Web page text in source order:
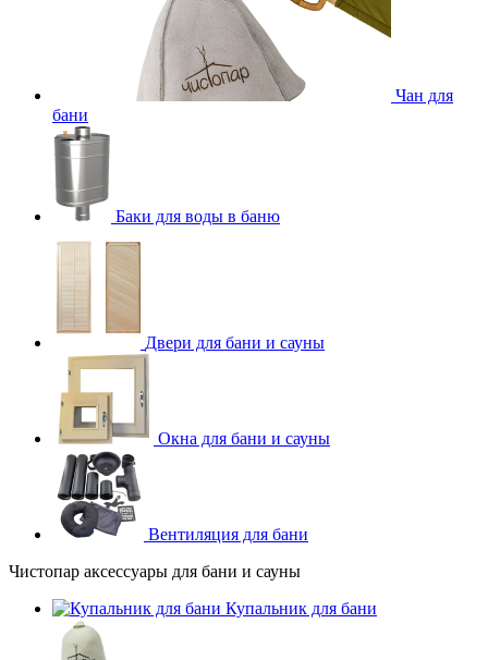
Чан для
бани
Баки для воды в баню
Двери для бани и сауны
Окна для бани и сауны
Вентиляция для бани
Чистопар аксессуары для бани и сауны
Купальник для бани